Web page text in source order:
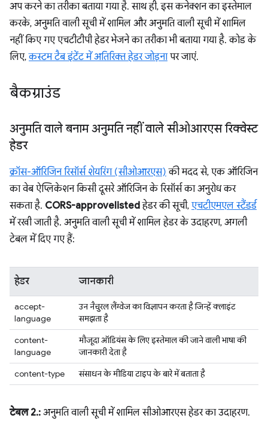
अप करने का तरीका बताया गया है. साथ ही, इस कनेक्शन का इस्तेमाल
करके, अनुमति वाली सूची में शामिल और अनुमति वाली सूची में शामिल
नहीं किए गए एचटीटीपी हेडर भेजने का तरीका भी बताया गया है. कोड के
लिए,कस्टम टैब इंटेंट में अतिरिक्त हेडर जोड़नापर जाएं.
बैकग्राउंड
अनुमति वाले बनाम अनुमति नहीं वाले सीओआरएस रिक्वेस्ट
हेडर
क्रॉस-ऑरिजिन रिसॉर्स शेयरिंग (सीओआरएस) की मदद से, एक ऑरिजिन
का वेब ऐप्लिकेशन किसी दूसरे ऑरिजिन के रिसॉर्स का अनुरोध कर
सकता है. CORS-approvelistedहेडर की सूची, एचटीएमएल स्टैंडर्ड
में रखी जाती है. अनुमति वाली सूची में शामिल हेडर के उदाहरण, अगली
टेबल में दिए गए हैं:
हेडर जानकारी
accept-
language
उन नैचुरल लैंग्वेज का विज्ञापन करता है जिन्हें क्लाइंट
समझता है
content-
language
मौजूदा ऑडियंस के लिए इस्तेमाल की जाने वाली भाषा की
जानकारी देता है
content-type
संसाधन के मीडिया टाइप के बारे में बताता है
टेबल 2.: अनुमति वाली सूची में शामिल सीओआरएस हेडर का उदाहरण.